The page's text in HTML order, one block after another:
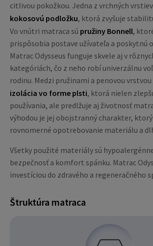
citlivou pokožkou. Jedna z vrchných
kokosovú podložku, ktorá zvyšuje
Vo vnútri matraca sú pružiny Bonnell,
prispôsobia postave užívateľa a poskytnú
Matrac Odysseus funguje skvele aj v
kategóriách, čo z neho robí univerzálnu
rodinu. Medzi pružinami a penovou
izolácia vo forme plsti, ktorá nielen
používania, ale predlžuje aj životnosť
výhodou je jej obojstranný charakter,
rovnomerné opotrebovanie materiálu a
Všetky použité materiály sú
bezpečnosť a komfort spánku. Matrac
investíciou do zdravého a regeneračného
Štruktúra matraca